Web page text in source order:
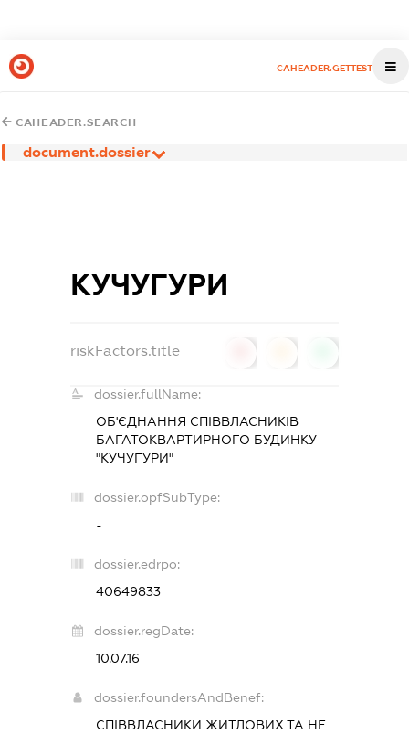
CAHEADER.GETTEST
CAHEADER.SEARCH
document.dossier
КУЧУГУРИ
riskFactors.title
dossier.fullName:
ОБ'ЄДНАННЯ СПІВВЛАСНИКІВ
БАГАТОКВАРТИРНОГО БУДИНКУ
"КУЧУГУРИ"
dossier.opfSubType:
-
dossier.edrpo:
40649833
dossier.regDate:
10.07.16
dossier.foundersAndBenef:
СПІВВЛАСНИКИ ЖИТЛОВИХ ТА НЕ